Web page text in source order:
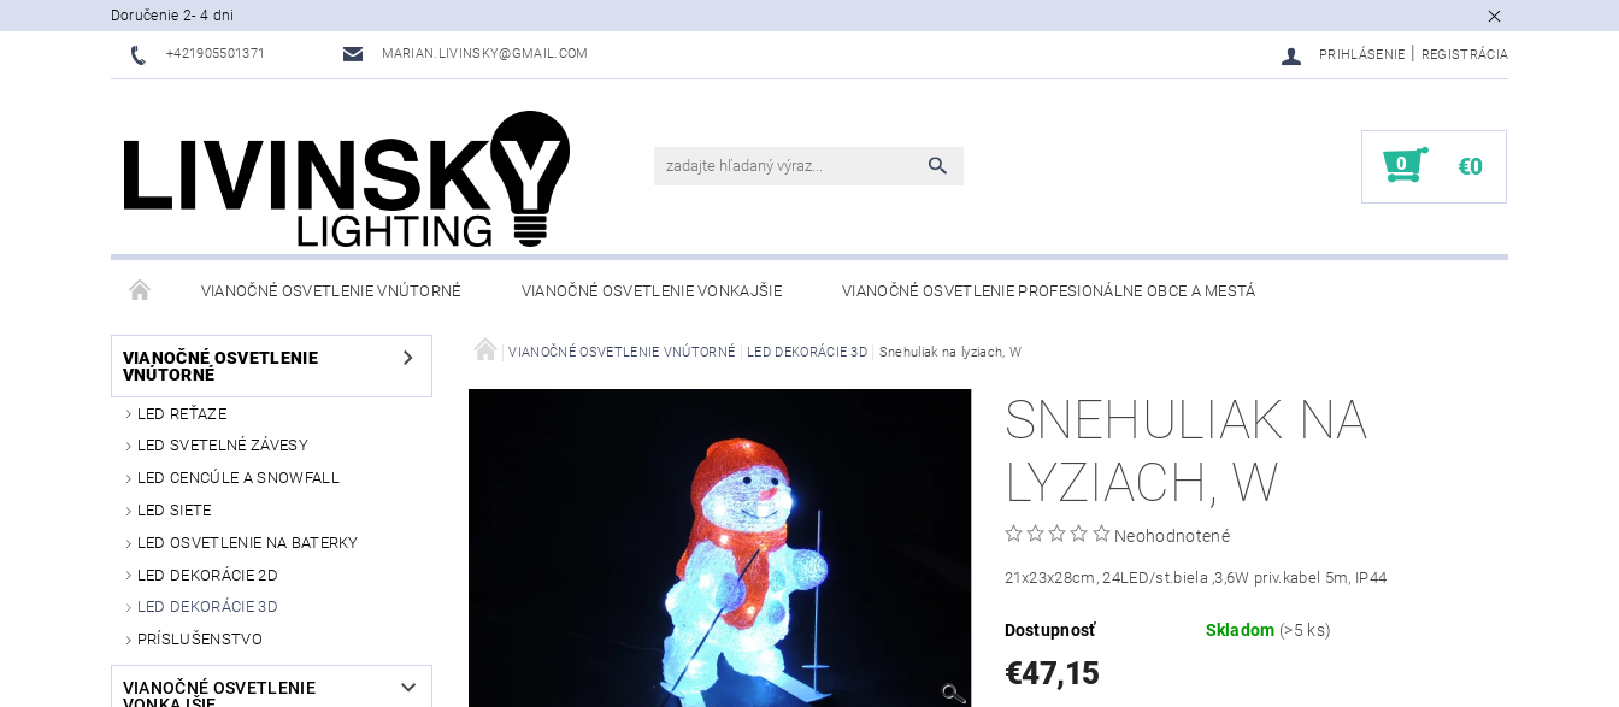
Doručenie 2- 4 dni
+421905501371 MARIAN.LIVINSKY@GMAIL.COM PRIHLÁSENIE REGISTRÁCIA
0 €0
VIANOČNÉ OSVETLENIE VNÚTORNÉ VIANOČNÉ OSVETLENIE VONKAJŠIE VIANOČNÉ OSVETLENIE PROFESIONÁLNE OBCE A MESTÁ
OBCHODNÉ PODMIENKY KONTAKTY
VIANOČNÉ OSVETLENIE
VNÚTORNÉ
LED REŤAZE
LED SVETELNÉ ZÁVESY
LED CENCÚLE A SNOWFALL
LED SIETE
LED OSVETLENIE NA BATERKY
LED DEKORÁCIE 2D
LED DEKORÁCIE 3D
PRÍSLUŠENSTVO
VIANOČNÉ OSVETLENIE
VIANOČNÉ OSVETLENIE VNÚTORNÉ LED DEKORÁCIE 3D Snehuliak na lyziach, W
SNEHULIAK NA
LYZIACH, W
Neohodnotené
21x23x28cm, 24LED/st.biela ,3,6W priv.kabel 5m, IP44
Dostupnosť Skladom (>5 ks)
€47,15